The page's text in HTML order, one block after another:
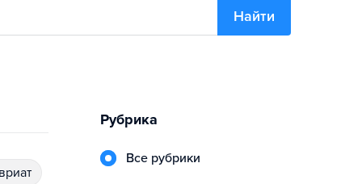
Найти
Рубрика
Все рубрики